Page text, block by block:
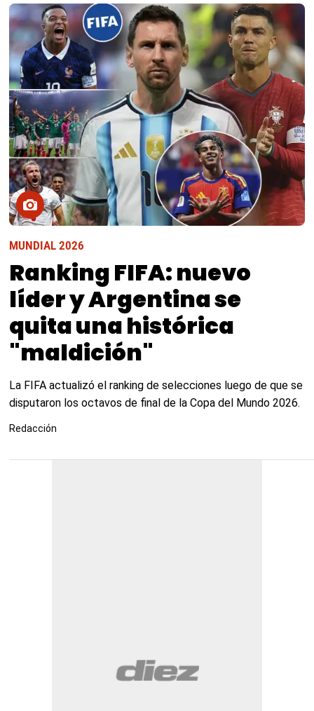
MUNDIAL 2026
Ranking FIFA: nuevo
líder y Argentina se
quita una histórica
"maldición"
La FIFA actualizó el ranking de selecciones luego de que se
disputaron los octavos de final de la Copa del Mundo 2026.
Redacción